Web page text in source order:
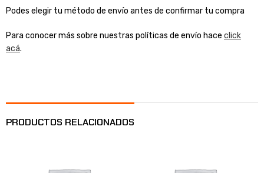
Podes elegir tu método de envío antes de confirmar tu compra
Para conocer más sobre nuestras políticas de envío hace click
acá.
PRODUCTOS RELACIONADOS